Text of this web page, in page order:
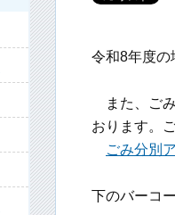
令和8年度の
また、 ご
おります。
ごみ分別
下のバーコ